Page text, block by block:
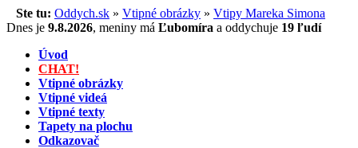
Ste tu: Oddych.sk » Vtipné obrázky » Vtipy Mareka Simona
Dnes je 9.8.2026, meniny má Ľubomíra a oddychuje 19 ľudí
Úvod
CHAT!
Vtipné obrázky
Vtipné videá
Vtipné texty
Tapety na plochu
Odkazovač